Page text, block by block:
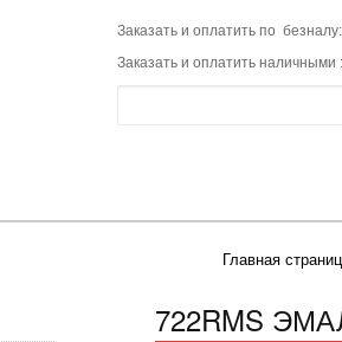
Заказать и оплатить по
Заказать и оплатить наличными
Главная
722RMS